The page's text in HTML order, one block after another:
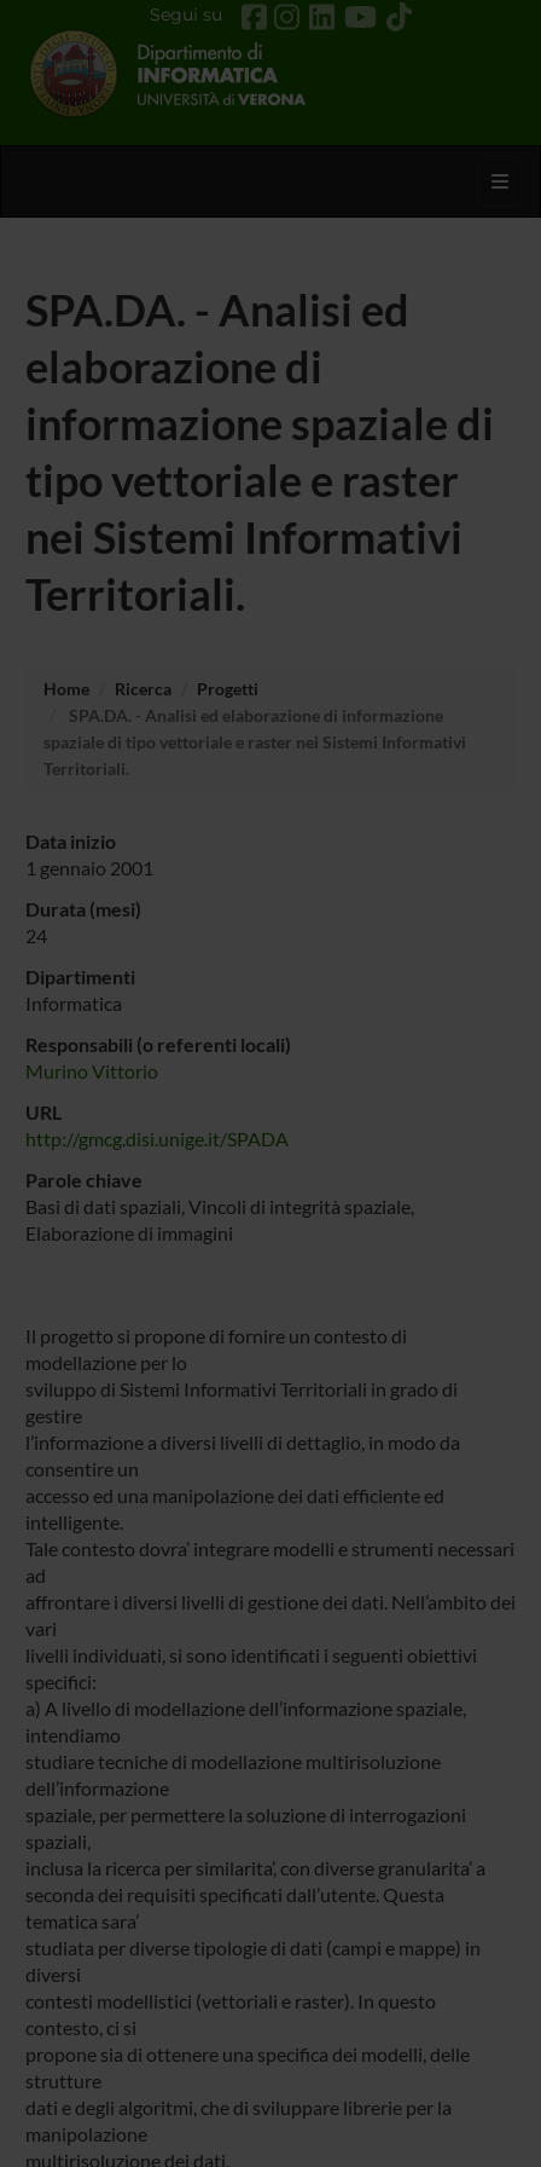
Segui su
SPA.DA. - Analisi ed
elaborazione di
informazione spaziale di
tipo vettoriale e raster
nei Sistemi Informativi
Territoriali.
Home Ricerca
Progetti
SPA.DA. - Analisi ed elaborazione di informazione
spaziale di tipo vettoriale e raster nei Sistemi Informativi
Territoriali.
Data inizio
1 gennaio 2001
Durata (mesi)
24
Dipartimenti
Informatica
Responsabili (o referenti locali)
Murino Vittorio
URL
http://gmcg.disi.unige.it/SPADA
Parole chiave
Basi di dati spaziali, Vincoli di integrità spaziale,
Elaborazione di immagini
Il progetto si propone di fornire un contesto di
modellazione per lo
sviluppo di Sistemi Informativi Territoriali in grado di
gestire
l’informazione a diversi livelli di dettaglio, in modo da
consentire un
accesso ed una manipolazione dei dati efficiente ed
intelligente.
Tale contesto dovra’ integrare modelli e strumenti necessari
ad
affrontare i diversi livelli di gestione dei dati. Nell’ambito dei
vari
livelli individuati, si sono identificati i seguenti obiettivi
specifici:
a) A livello di modellazione dell’informazione spaziale,
intendiamo
studiare tecniche di modellazione multirisoluzione
dell’informazione
spaziale, per permettere la soluzione di interrogazioni
spaziali,
inclusa la ricerca per similarita’, con diverse granularita’ a
seconda dei requisiti specificati dall’utente. Questa
tematica sara’
studiata per diverse tipologie di dati (campi e mappe) in
diversi
contesti modellistici (vettoriali e raster). In questo
contesto, ci si
propone sia di ottenere una specifica dei modelli, delle
strutture
dati e degli algoritmi, che di sviluppare librerie per la
manipolazione
multirisoluzione dei dati.